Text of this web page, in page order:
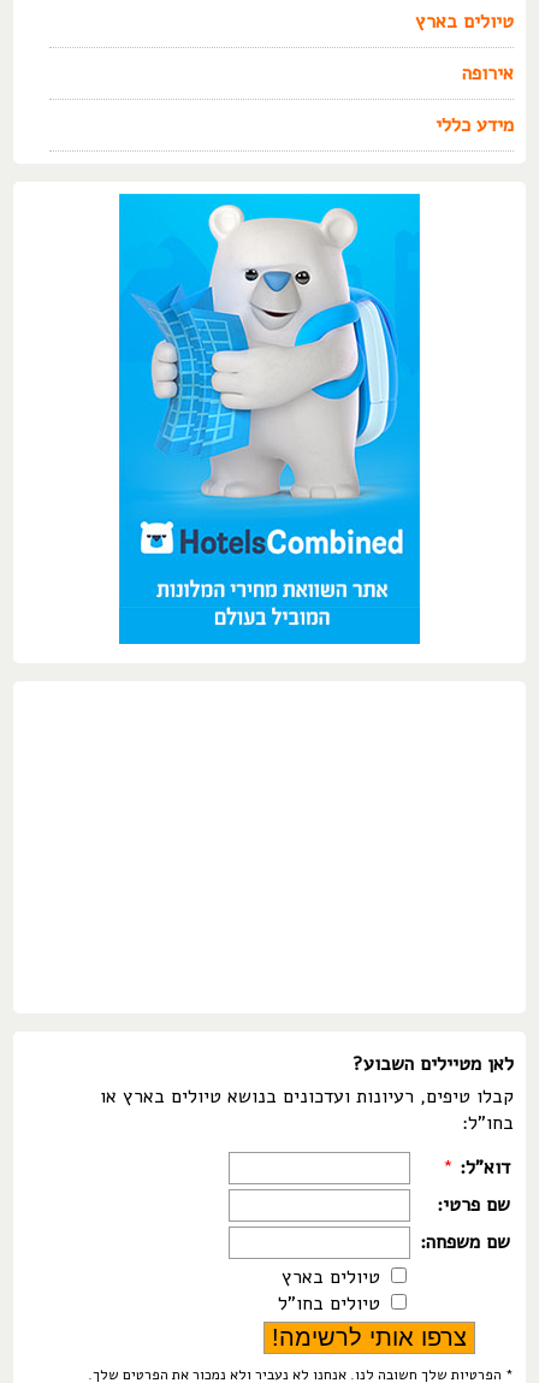
טיולים בארץ
אירופה
מידע כללי
לאן מטיילים השבוע?
קבלו טיפים, רעיונות ועדכונים בנושא טיולים בארץ או
בחו"ל:
דוא"ל: *
שם פרטי:
שם משפחה:
טיולים בארץ
טיולים בחו"ל
* הפרטיות שלך חשובה לנו. אנחנו לא נעביר ולא נמכור את הפרטים שלך.